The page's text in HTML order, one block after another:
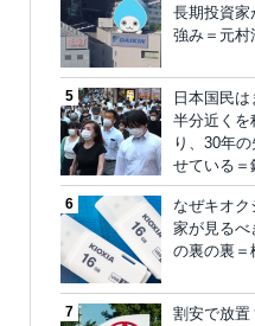
長期投資家
強み＝元村
日本国民
半分近くを
り、30年
せている＝
なぜキオ
家が見るべ
の裏の裏＝
割安で放置